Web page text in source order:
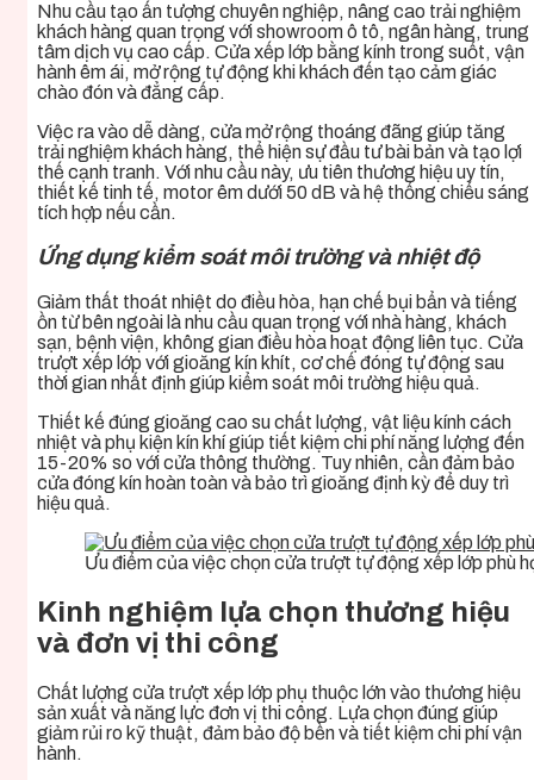
Nhu cầu tạo ấn tượng chuyên nghiệp, nâng cao trải nghiệm
khách hàng quan trọng với showroom ô tô, ngân hàng, trung
tâm dịch vụ cao cấp. Cửa xếp lớp bằng kính trong suốt, vận
hành êm ái, mở rộng tự động khi khách đến tạo cảm giác
chào đón và đẳng cấp.
Việc ra vào dễ dàng, cửa mở rộng thoáng đãng giúp tăng
trải nghiệm khách hàng, thể hiện sự đầu tư bài bản và tạo lợi
thế cạnh tranh. Với nhu cầu này, ưu tiên thương hiệu uy tín,
thiết kế tinh tế, motor êm dưới 50 dB và hệ thống chiếu sáng
tích hợp nếu cần.
Ứng dụng kiểm soát môi trường và nhiệt độ
Giảm thất thoát nhiệt do điều hòa, hạn chế bụi bẩn và tiếng
ồn từ bên ngoài là nhu cầu quan trọng với nhà hàng, khách
sạn, bệnh viện, không gian điều hòa hoạt động liên tục. Cửa
trượt xếp lớp với gioăng kín khít, cơ chế đóng tự động sau
thời gian nhất định giúp kiểm soát môi trường hiệu quả.
Thiết kế đúng gioăng cao su chất lượng, vật liệu kính cách
nhiệt và phụ kiện kín khí giúp tiết kiệm chi phí năng lượng đến
15-20% so với cửa thông thường. Tuy nhiên, cần đảm bảo
cửa đóng kín hoàn toàn và bảo trì gioăng định kỳ để duy trì
hiệu quả.
Ưu điểm của việc chọn cửa trượt tự động xếp lớp phù
Kinh nghiệm lựa chọn thương hiệu
và đơn vị thi công
Chất lượng cửa trượt xếp lớp phụ thuộc lớn vào thương hiệu
sản xuất và năng lực đơn vị thi công. Lựa chọn đúng giúp
giảm rủi ro kỹ thuật, đảm bảo độ bền và tiết kiệm chi phí vận
hành.